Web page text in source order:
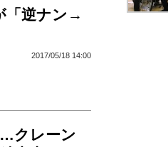
「逆ナン→
2017/05/18 14:00
クレーン